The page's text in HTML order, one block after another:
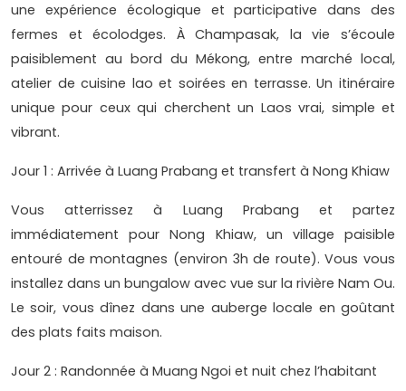
une expérience écologique et participative dans des
fermes et écolodges. À Champasak, la vie s’écoule
paisiblement au bord du Mékong, entre marché local,
atelier de cuisine lao et soirées en terrasse. Un itinéraire
unique pour ceux qui cherchent un Laos vrai, simple et
vibrant.
Jour 1 : Arrivée à Luang Prabang et transfert à Nong Khiaw
Vous atterrissez à Luang Prabang et partez
immédiatement pour Nong Khiaw, un village paisible
entouré de montagnes (environ 3h de route). Vous vous
installez dans un bungalow avec vue sur la rivière Nam Ou.
Le soir, vous dînez dans une auberge locale en goûtant
des plats faits maison.
Jour 2 : Randonnée à Muang Ngoi et nuit chez l’habitant